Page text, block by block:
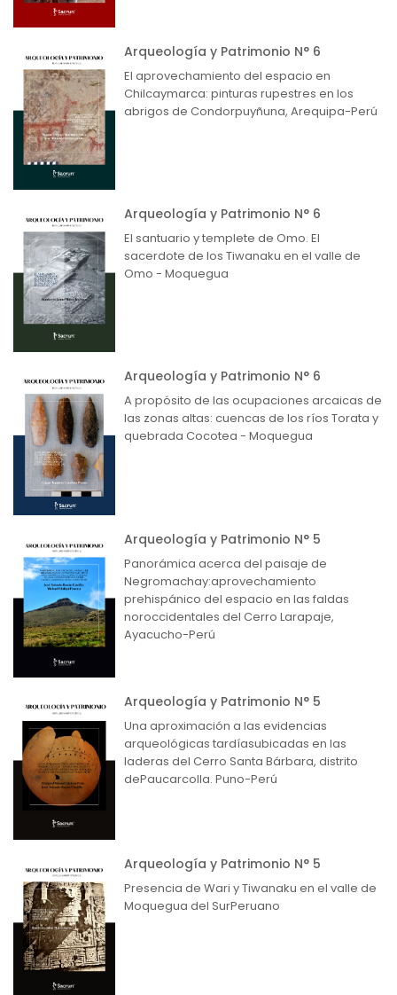
Arqueología y Patrimonio N° 6
El aprovechamiento del espacio en
Chilcaymarca: pinturas rupestres en los
abrigos de Condorpuyñuna, Arequipa-Perú
Arqueología y Patrimonio N° 6
El santuario y templete de Omo. El
sacerdote de los Tiwanaku en el valle de
Omo - Moquegua
Arqueología y Patrimonio N° 6
A propósito de las ocupaciones arcaicas de
las zonas altas: cuencas de los ríos Torata y
quebrada Cocotea - Moquegua
Arqueología y Patrimonio N° 5
Panorámica acerca del paisaje de
Negromachay:aprovechamiento
prehispánico del espacio en las faldas
noroccidentales del Cerro Larapaje,
Ayacucho-Perú
Arqueología y Patrimonio N° 5
Una aproximación a las evidencias
arqueológicas tardíasubicadas en las
laderas del Cerro Santa Bárbara, distrito
dePaucarcolla. Puno-Perú
Arqueología y Patrimonio N° 5
Presencia de Wari y Tiwanaku en el valle de
Moquegua del SurPeruano